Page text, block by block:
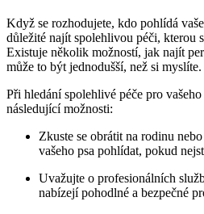
Když se rozhodujete, kdo pohlídá
důležité najít spolehlivou péči, kterou
Existuje několik možností, jak najít
může to být jednodušší, než si myslíte.
Při hledání spolehlivé péče pro
následující možnosti:
Zkuste se obrátit na rodinu
vašeho psa pohlídat, pokud
Uvažujte o profesionálních
nabízejí pohodlné a bezpečné